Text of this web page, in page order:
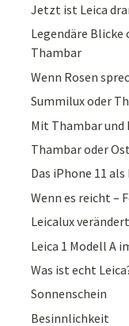
Jetzt ist Leica
Legendäre
Thambar
Wenn Rosen
Summilux oder
Mit Thambar und
Thambar oder
Das iPhone 11
Wenn es reicht –
Leicalux
Leica 1 Modell A
Was ist echt
Sonnenschein
Besinnlichkeit